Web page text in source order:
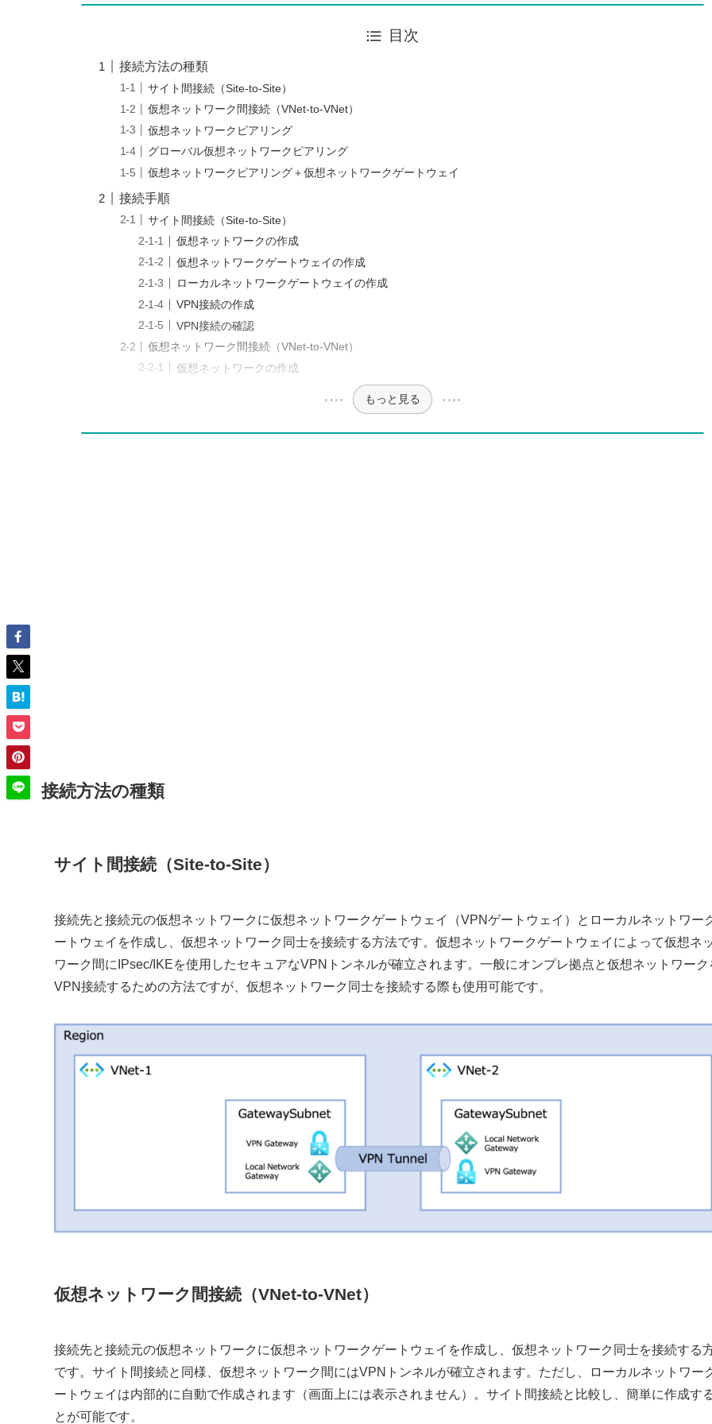
目次
接続方法の種類
サイト間接続（Site-to-Site）
仮想ネットワーク間接続（VNet-to-VNet）
仮想ネットワークピアリング
グローバル仮想ネットワークピアリング
仮想ネットワークピアリング＋仮想ネットワークゲートウェイ
接続手順
サイト間接続（Site-to-Site）
仮想ネットワークの作成
仮想ネットワークゲートウェイの作成
ローカルネットワークゲートウェイの作成
VPN接続の作成
VPN接続の確認
仮想ネットワーク間接続（VNet-to-VNet）
仮想ネットワークの作成
もっと見る
接続方法の種類
サイト間接続（Site-to-Site）
接続先と接続元の仮想ネットワークに仮想ネットワークゲートウェイ（VPNゲートウェイ）とローカルネットワー
ートウェイを作成し、仮想ネットワーク同士を接続する方法です。仮想ネットワークゲートウェイによって仮想ネ
ワーク間にIPsec/IKEを使用したセキュアなVPNトンネルが確立されます。一般にオンプレ拠点と仮想ネットワーク
VPN接続するための方法ですが、仮想ネットワーク同士を接続する際も使用可能です。
仮想ネットワーク間接続（VNet-to-VNet）
接続先と接続元の仮想ネットワークに仮想ネットワークゲートウェイを作成し、仮想ネットワーク同士を接続する
です。サイト間接続と同様、仮想ネットワーク間にはVPNトンネルが確立されます。ただし、ローカルネットワー
ートウェイは内部的に自動で作成されます（画面上には表示されません）。サイト間接続と比較し、簡単に作成す
とが可能です。